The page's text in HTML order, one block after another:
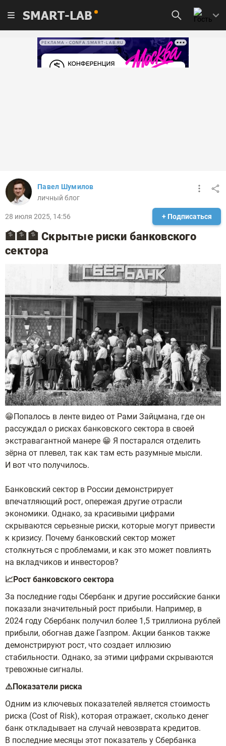
SMART-LAB
РЕКЛАМА • CONFA.SMART-LAB.RU
Павел Шумилов
личный блог
28 июля 2025, 14:56 + Подписаться
🏦🏦🏦 Скрытые риски банковского
сектора
😁Попалось в ленте видео от Рами Зайцмана, где он
рассуждал о рисках банковского сектора в своей
экстравагантной манере 😁 Я постарался отделить
зёрна от плевел, так как там есть разумные мысли.
И вот что получилось.
Банковский сектор в России демонстрирует
впечатляющий рост, опережая другие отрасли
экономики. Однако, за красивыми цифрами
скрываются серьезные риски, которые могут привести
к кризису. Почему банковский сектор может
столкнуться с проблемами, и как это может повлиять
на вкладчиков и инвесторов?
📈Рост банковского сектора
За последние годы Сбербанк и другие российские банки
показали значительный рост прибыли. Например, в
2024 году Сбербанк получил более 1,5 триллиона рублей
прибыли, обогнав даже Газпром. Акции банков также
демонстрируют рост, что создает иллюзию
стабильности. Однако, за этими цифрами скрываются
тревожные сигналы.
⚠️Показатели риска
Одним из ключевых показателей является стоимость
риска (Cost of Risk), которая отражает, сколько денег
банк откладывает на случай невозврата кредитов.
В последние месяцы этот показатель у Сбербанка